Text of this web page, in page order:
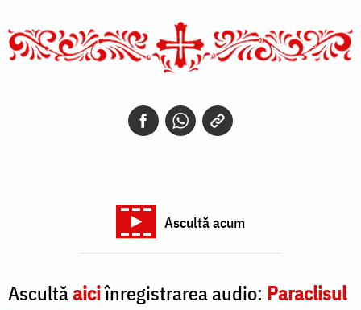
Ascultă acum
Ascultăaiciînregistrarea audio: Paraclisul